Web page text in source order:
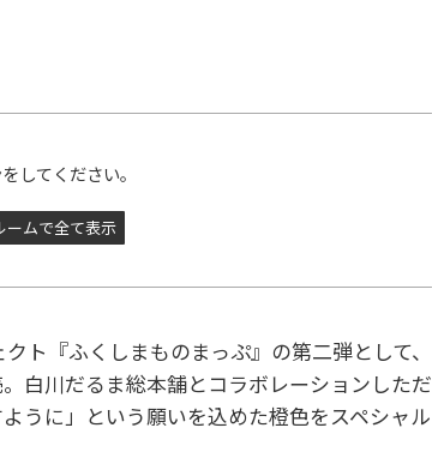
してください。
ムで全て表示
ト『ふくしまものまっぷ』の第二弾として、
白川だるま総本舗とコラボレーションしただ
うに」という願いを込めた橙色をスペシャル